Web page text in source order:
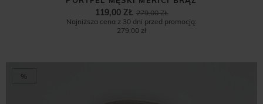
279,00 ZŁ
119,00 ZŁ
Najniższa cena z 30 dni przed promocją:
279,00 zł
%